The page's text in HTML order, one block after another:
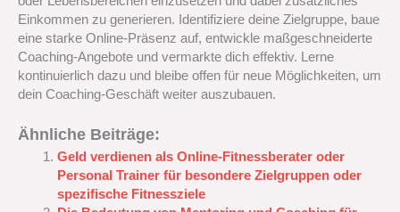
Einkommen zu generieren. Identifiziere deine Zielgruppe, baue
eine starke Online-Präsenz auf, entwickle maßgeschneiderte
Coaching-Angebote und vermarkte dich effektiv. Lerne
kontinuierlich dazu und bleibe offen für neue Möglichkeiten, um
dein Coaching-Geschäft weiter auszubauen.
Ähnliche Beiträge:
Geld verdienen als Online-Fitnessberater oder
Personal Trainer für besondere Zielgruppen oder
spezifische Fitnessziele